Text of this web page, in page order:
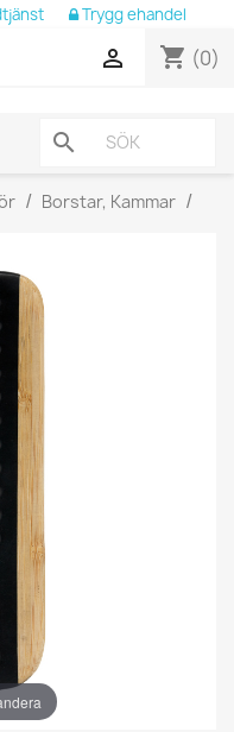
Trygg ehandel
shopping_cart (0)

search
Borstar, Kammar